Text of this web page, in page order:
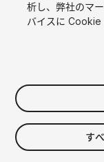
FREE
19viewsin
析し、弊社のマ
バイスに Cookie
す